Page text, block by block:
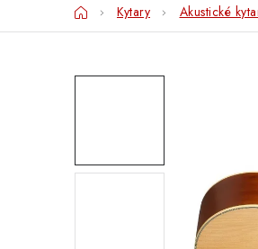
DomůKytary Akustické